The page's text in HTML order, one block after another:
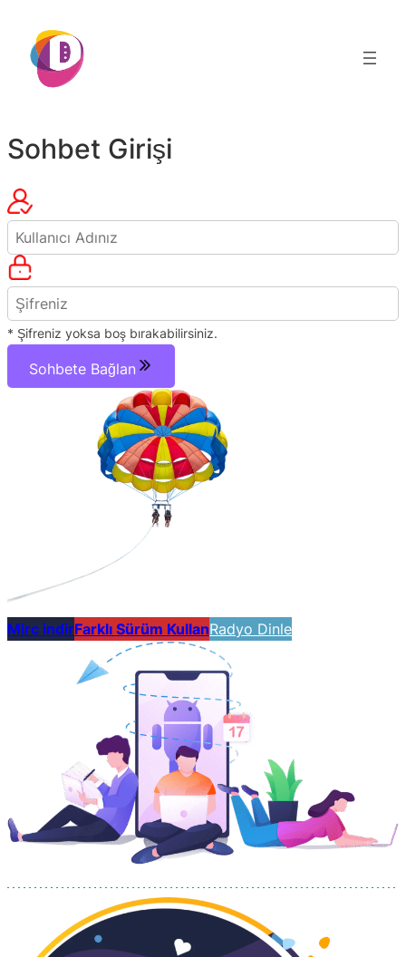
Sohbet Girişi
* Şifreniz yoksa boş bırakabilirsiniz.
Sohbete Bağlan
Mirc indirFarklı Sürüm KullanRadyo Dinle